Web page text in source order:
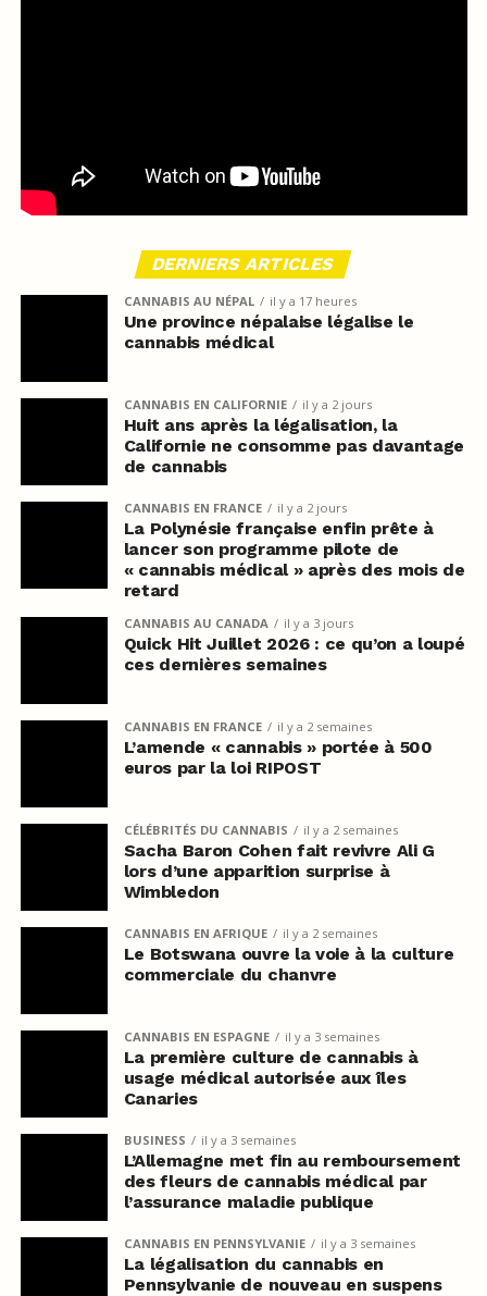
DERNIERS ARTICLES
CANNABIS AU NÉPAL il y a 17 heures
Une province népalaise légalise le
cannabis médical
CANNABIS EN CALIFORNIE il y a 2 jours
Huit ans après la légalisation, la
Californie ne consomme pas davantage
de cannabis
CANNABIS EN FRANCE il y a 2 jours
La Polynésie française enfin prête à
lancer son programme pilote de
« cannabis médical » après des mois de
retard
CANNABIS AU CANADA il y a 3 jours
Quick Hit Juillet 2026 : ce qu’on a loupé
ces dernières semaines
CANNABIS EN FRANCE il y a 2 semaines
L’amende « cannabis » portée à 500
euros par la loi RIPOST
CÉLÉBRITÉS DU CANNABIS il y a 2 semaines
Sacha Baron Cohen fait revivre Ali G
lors d’une apparition surprise à
Wimbledon
CANNABIS EN AFRIQUE il y a 2 semaines
Le Botswana ouvre la voie à la culture
commerciale du chanvre
CANNABIS EN ESPAGNE il y a 3 semaines
La première culture de cannabis à
usage médical autorisée aux îles
Canaries
BUSINESS il y a 3 semaines
L’Allemagne met fin au remboursement
des fleurs de cannabis médical par
l’assurance maladie publique
CANNABIS EN PENNSYLVANIE il y a 3 semaines
La légalisation du cannabis en
Pennsylvanie de nouveau en suspens